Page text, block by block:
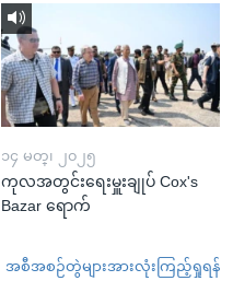
၁၄ မတ္၊ ၂၀၂၅
ကုလအတွင်းရေးမှူးချုပ် Cox's
Bazar ရောက်
အစီအစဉ်တွဲများအားလုံးကြည့်ရှုရန်